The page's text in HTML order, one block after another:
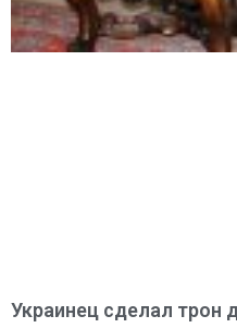
Украинец сделал трон